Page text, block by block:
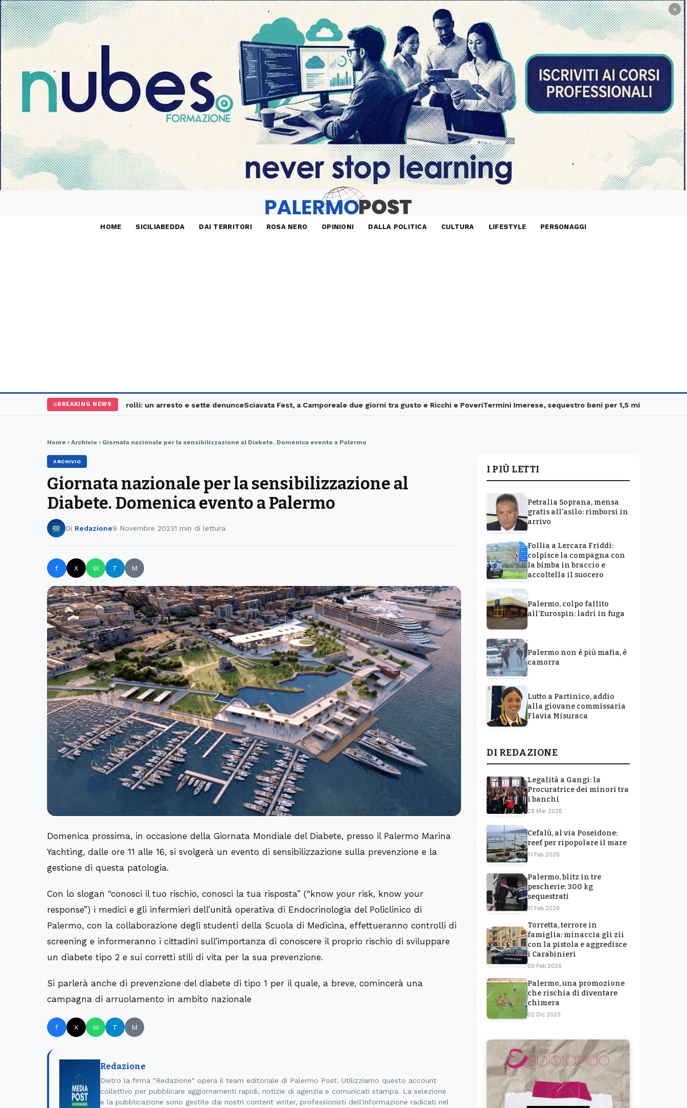
PUBBLICITÀ ×
HOME SICILIABEDDA DAI TERRITORI ROSA NERO OPINIONI DALLA POLITICA CULTURA LIFESTYLE PERSONAGGI
BREAKING NEWS
Palermo, maxi controlli: un arresto e sette denunceSciavata Fest, a Camporeale due giorni tra gusto e Ricchi e PoveriTermini Imerese, sequestro beni per 1,5 milioniCarabinieri
Home › Archivio › Giornata nazionale per la sensibilizzazione al Diabete. Domenica evento a Palermo
ARCHIVIO
Giornata nazionale per la sensibilizzazione al
Diabete. Domenica evento a Palermo
Di Redazione9 Novembre 20231 min di lettura
f X W T M
Domenica prossima, in occasione della Giornata Mondiale del Diabete, presso il Palermo Marina
Yachting, dalle ore 11 alle 16, si svolgerà un evento di sensibilizzazione sulla prevenzione e la
gestione di questa patologia.
Con lo slogan “conosci il tuo rischio, conosci la tua risposta” (“know your risk, know your
response”) i medici e gli infermieri dell’unità operativa di Endocrinologia del Policlinico di
Palermo, con la collaborazione degli studenti della Scuola di Medicina, effettueranno controlli di
screening e informeranno i cittadini sull’importanza di conoscere il proprio rischio di sviluppare
un diabete tipo 2 e sui corretti stili di vita per la sua prevenzione.
Si parlerà anche di prevenzione del diabete di tipo 1 per il quale, a breve, comincerà una
campagna di arruolamento in ambito nazionale
f X W T M
Redazione
Dietro la firma "Redazione" opera il team editoriale di Palermo Post. Utilizziamo questo account
collettivo per pubblicare aggiornamenti rapidi, notizie di agenzia e comunicati stampa. La selezione
e la pubblicazione sono gestite dai nostri content writer, professionisti dell'informazione radicati nel
I PIÙ LETTI
Petralia Soprana, mensa
gratis all’asilo: rimborsi in
arrivo
Follia a Lercara Friddi:
colpisce la compagna con
la bimba in braccio e
accoltella il suocero
Palermo, colpo fallito
all’Eurospin: ladri in fuga
Palermo non è più mafia, è
camorra
Lutto a Partinico, addio
alla giovane commissaria
Flavia Misuraca
DI REDAZIONE
Legalità a Gangi: la
Procuratrice dei minori tra
i banchi
28 Mar 2026
Cefalù, al via Poseidone:
reef per ripopolare il mare
11 Feb 2026
Palermo, blitz in tre
pescherie: 300 kg
sequestrati
11 Feb 2026
Torretta, terrore in
famiglia: minaccia gli zii
con la pistola e aggredisce
i Carabinieri
09 Feb 2026
Palermo, una promozione
che rischia di diventare
chimera
02 Dic 2025